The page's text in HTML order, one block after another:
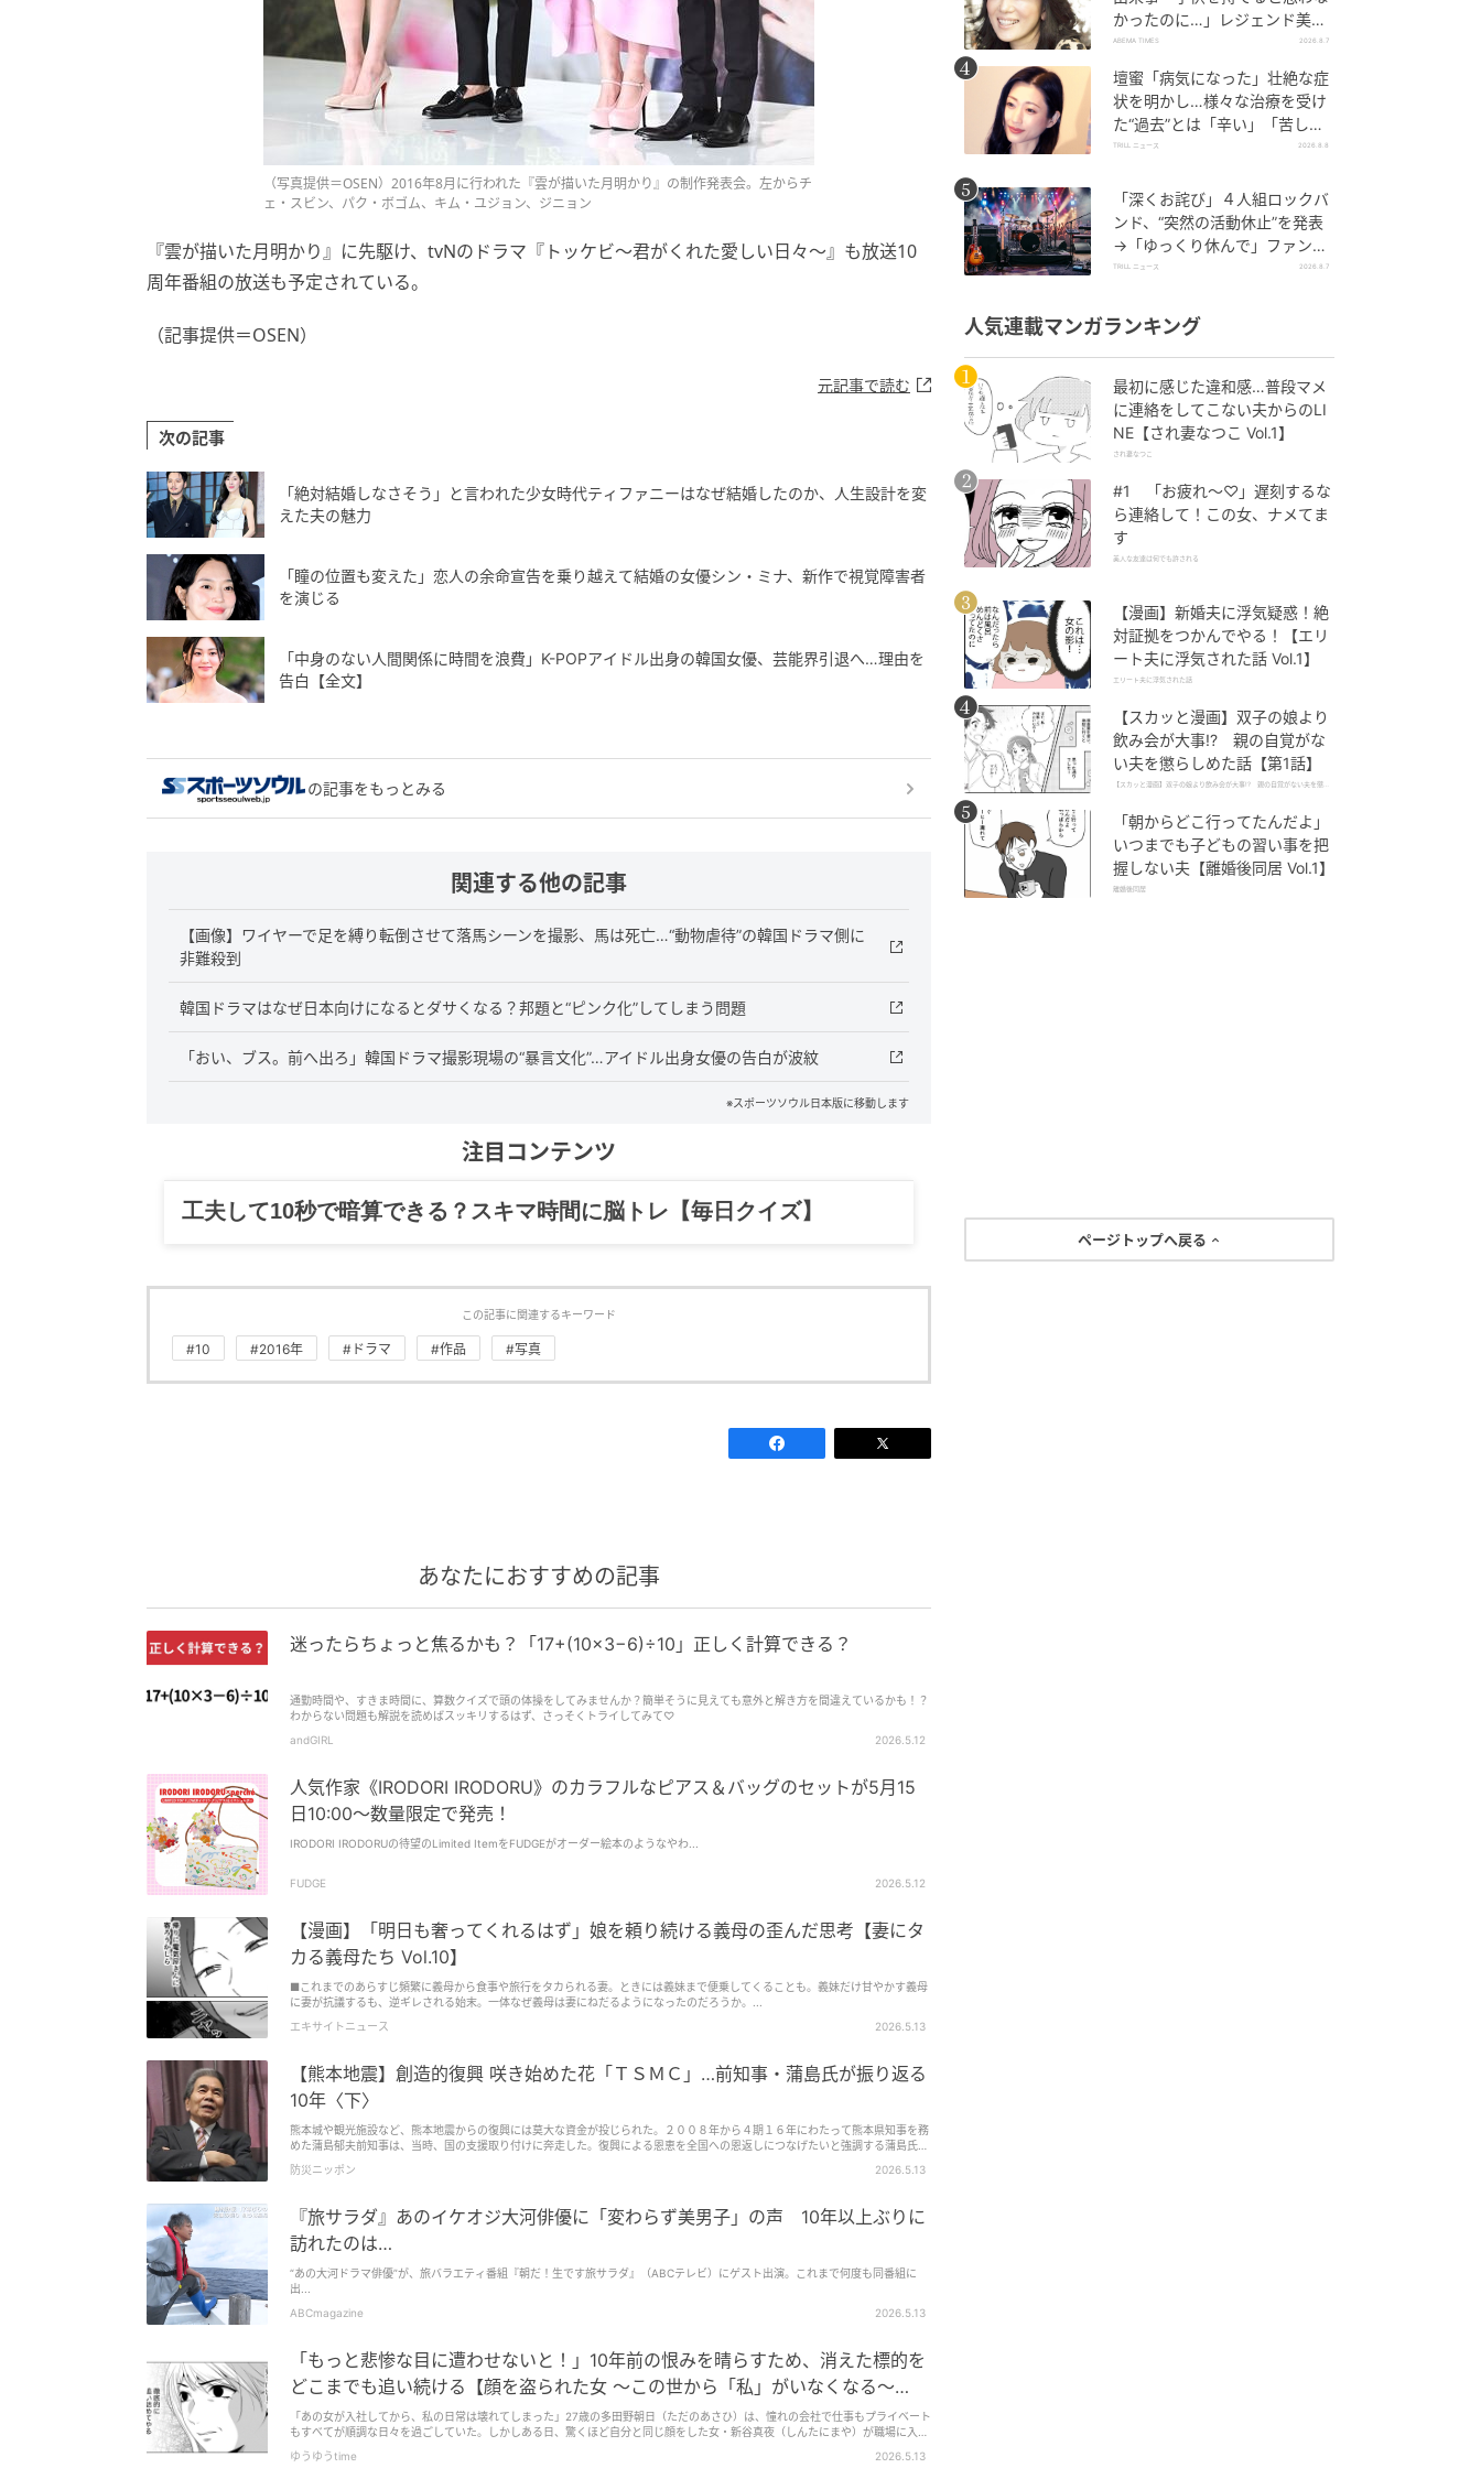
（写真提供＝OSEN）2016年8月に行われた『雲が描いた月明かり』の制作発表会。左からチ
ェ・スビン、パク・ボゴム、キム・ユジョン、ジニョン
『雲が描いた月明かり』に先駆け、tvNのドラマ『トッケビ～君がくれた愛しい日々～』も放送10
周年番組の放送も予定されている。
（記事提供＝OSEN）
元記事で読む
次の記事
「絶対結婚しなさそう」と言われた少女時代ティファニーはなぜ結婚したのか、人生設計を変
えた夫の魅力
「瞳の位置も変えた」恋人の余命宣告を乗り越えて結婚の女優シン・ミナ、新作で視覚障害者
を演じる
「中身のない人間関係に時間を浪費」K-POPアイドル出身の韓国女優、芸能界引退へ…理由を
告白【全文】
の記事をもっとみる
関連する他の記事
【画像】ワイヤーで足を縛り転倒させて落馬シーンを撮影、馬は死亡…“動物虐待”の韓国ドラマ側に
非難殺到
韓国ドラマはなぜ日本向けになるとダサくなる？邦題と“ピンク化”してしまう問題
「おい、ブス。前へ出ろ」韓国ドラマ撮影現場の“暴言文化”…アイドル出身女優の告白が波紋
※スポーツソウル日本版に移動します
注目コンテンツ
グルメ、ギャグ、子育て、旅行記……全部、読めます。
この記事に関連するキーワード
#10 #2016年 #ドラマ #作品 #写真
あなたにおすすめの記事
迷ったらちょっと焦るかも？「17+(10×3−6)÷10」正しく計算できる？
通勤時間や、すきま時間に、算数クイズで頭の体操をしてみませんか？簡単そうに見えても意外と解き方を間違えているかも！？
わからない問題も解説を読めばスッキリするはず、さっそくトライしてみて♡
andGIRL
2026.5.12
人気作家《IRODORI IRODORU》のカラフルなピアス＆バッグのセットが5月15
日10:00〜数量限定で発売！
IRODORI IRODORUの待望のLimited ItemをFUDGEがオーダー絵本のようなやわ...
FUDGE 2026.5.12
【漫画】「明日も奢ってくれるはず」娘を頼り続ける義母の歪んだ思考【妻にタ
カる義母たち Vol.10】
■これまでのあらすじ頻繁に義母から食事や旅行をタカられる妻。ときには義妹まで便乗してくることも。義妹だけ甘やかす義母
に妻が抗議するも、逆ギレされる始末。一体なぜ義母は妻にねだるようになったのだろうか。...
エキサイトニュース
2026.5.13
【熊本地震】創造的復興 咲き始めた花「ＴＳＭＣ」…前知事・蒲島氏が振り返る
10年〈下〉
熊本城や観光施設など、熊本地震からの復興には莫大な資金が投じられた。２００８年から４期１６年にわたって熊本県知事を務
めた蒲島郁夫前知事は、当時、国の支援取り付けに奔走した。復興による恩恵を全国への恩返しにつなげたいと強調する蒲島氏の
防災ニッポン 2026.5.13
『旅サラダ』あのイケオジ大河俳優に「変わらず美男子」の声 10年以上ぶりに
訪れたのは…
“あの大河ドラマ俳優”が、旅バラエティ番組『朝だ！生です旅サラダ』（ABCテレビ）にゲスト出演。これまで何度も同番組に
出...
ABCmagazine
2026.5.13
「もっと悲惨な目に遭わせないと！」10年前の恨みを晴らすため、消えた標的を
どこまでも追い続ける【顔を盗られた女 ～この世から「私」がいなくなる～
#30】
「あの女が入社してから、私の日常は壊れてしまった」27歳の多田野朝日（ただのあさひ）は、憧れの会社で仕事もプライベート
もすべてが順調な日々を過ごしていた。しかしある日、驚くほど自分と同じ顔をした女・新谷真夜（しんたにまや）が職場に入社
ぬうちに仕事のポジションも婚約者も奪われそうになっていて――。同じ顔をした真夜の恐ろしき秘密、そして狂気とは？ おぞ
ゆうゆうtime 2026.5.13
かったのに…」レジェンド美魔
女が当時の心境を告白
ABEMA TIMES 2026.8.7
壇蜜「病気になった」壮絶な症
状を明かし…様々な治療を受け
た“過去”とは「辛い」「苦し
い」
TRILL ニュース 2026.8.8
「深くお詫び」４人組ロックバ
ンド、“突然の活動休止”を発表
→「ゆっくり休んで」ファン心
配の声
TRILL ニュース 2026.8.7
人気連載マンガランキング
最初に感じた違和感…普段マメ
に連絡をしてこない夫からのLI
NE【され妻なつこ Vol.1】
され妻なつこ
#1 「お疲れ〜♡」遅刻するな
ら連絡して！この女、ナメてま
す
美人な友達は何でも許される
【漫画】新婚夫に浮気疑惑！絶
対証拠をつかんでやる！【エリ
ート夫に浮気された話 Vol.1】
エリート夫に浮気された話
【スカッと漫画】双子の娘より
飲み会が大事!? 親の自覚がな
い夫を懲らしめた話【第1話】
【スカッと漫画】双子の娘より飲み会が大事!? 親の自覚がない夫を懲ら
「朝からどこ行ってたんだよ」
いつまでも子どもの習い事を把
握しない夫【離婚後同居 Vol.1】
離婚後同居
ページトップへ戻る